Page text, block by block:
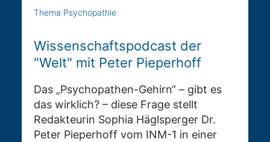
Thema Psychopathie
Wissenschaftspodcast der
"Welt" mit Peter Pieperhoff
Das „Psychopathen-Gehirn“ – gibt es
das wirklich? – diese Frage stellt
Redakteurin Sophia Häglsperger Dr.
Peter Pieperhoff vom INM-1 in einer